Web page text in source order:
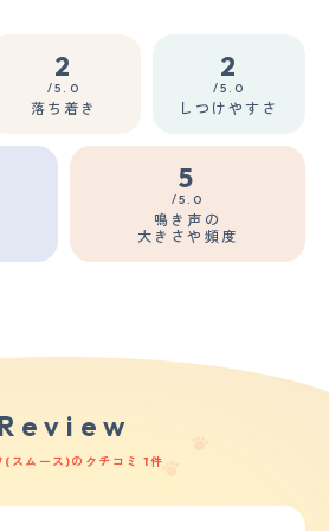
2
/5.0
落ち着き
2
/5.0
しつけやすさ
5
/5.0
鳴き声の
大きさや頻度
Review
(スムース)のクチコミ 1件